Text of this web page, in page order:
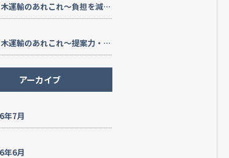
佐々木運輸のあれこれ～負担を減らす～
佐々木運輸のあれこれ～提案力・安全性・サポート～
アーカイブ
年7月
年6月